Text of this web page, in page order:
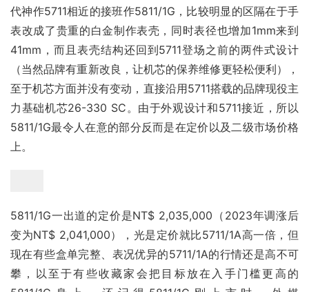
代神作5711相近的接班作5811/1G，比较明显的区隔在于手
表改成了贵重的白金制作表壳，同时表径也增加1mm来到
41mm，而且表壳结构还回到5711登场之前的两件式设计
（当然品牌有重新改良，让机芯的保养维修更轻松便利），
至于机芯方面并没有变动，直接沿用5711搭载的品牌现役主
力基础机芯26-330 SC。由于外观设计和5711接近，所以
5811/1G最令人在意的部分反而是在定价以及二级市场价格
上。
5811/1G一出道的定价是NT$ 2,035,000（2023年调涨后
变为NT$ 2,041,000），光是定价就比5711/1A高一倍，但
现在有些盒单完整、表况优异的5711/1A的行情还是高不可
攀，以至于有些收藏家会把目标放在入手门槛更高的